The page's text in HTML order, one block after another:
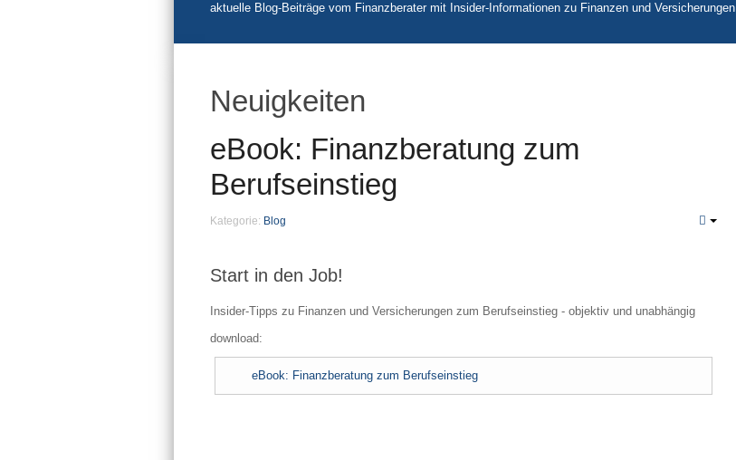
aktuelle Blog-Beiträge vom Finanzberater mit Insider-Informationen zu Finanzen und Versicherungen
Neuigkeiten
eBook: Finanzberatung zum
Berufseinstieg
Kategorie: Blog
Start in den Job!
Insider-Tipps zu Finanzen und Versicherungen zum Berufseinstieg - objektiv und unabhängig
download:
eBook: Finanzberatung zum Berufseinstieg